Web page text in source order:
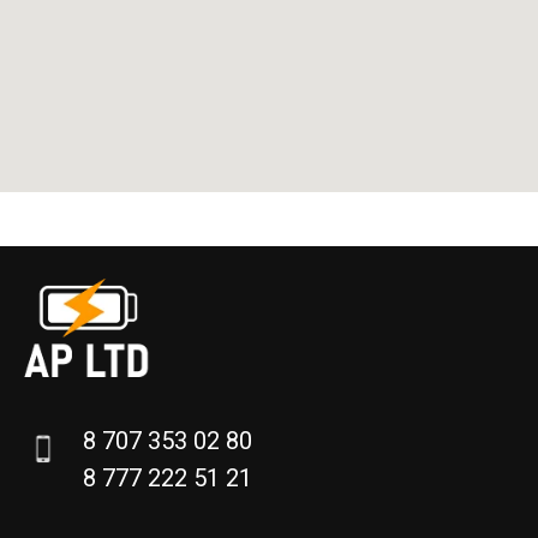
8 707 353 02 80
8 777 222 51 21